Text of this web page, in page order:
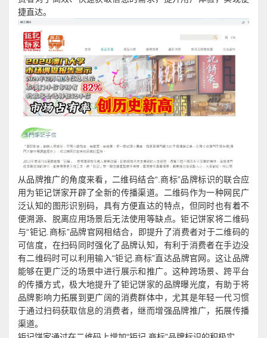
捷直达。
从品牌推广的角度来看，二维码结合“.商标”品牌标识的联合应
用为钜记饼家开辟了全新的传播渠道。二维码作为一种网民广
泛认知的图形识别码，具有方便直达的特点，但同时也有着不
便溯源、脱离应用场景后无法使用等缺点。钜记饼家将二维码
与“钜记.商标”品牌官网相结合，即提升了消费者对于二维码的
可信度，在扫码同时强化了品牌认知，有利于消费者在手边没
有二维码时可以利用输入“钜记.商标”直达品牌官网。这让品牌
能够在更广泛的场景中进行展示和推广。这种跨场景、跨平台
的传播方式，极大地提升了钜记饼家的品牌曝光度，有助于将
品牌影响力拓展到更广阔的消费群体中，尤其是年轻一代习惯
于通过扫码获取信息的消费者，继而增强品牌推广，拓展传播
渠道。